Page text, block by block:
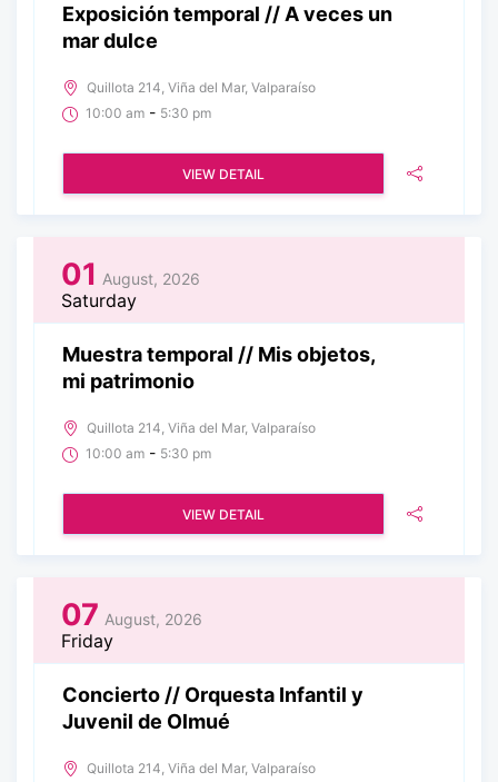
Exposición temporal // A veces un
mar dulce
Quillota 214, Viña del Mar, Valparaíso
10:00 am - 5:30 pm
VIEW DETAIL
01 August, 2026
Saturday
Muestra temporal // Mis objetos,
mi patrimonio
Quillota 214, Viña del Mar, Valparaíso
10:00 am - 5:30 pm
VIEW DETAIL
07 August, 2026
Friday
Concierto // Orquesta Infantil y
Juvenil de Olmué
Quillota 214, Viña del Mar, Valparaíso